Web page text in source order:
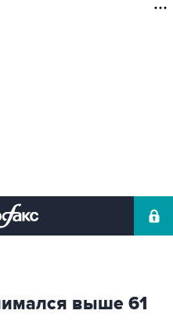
выше 61